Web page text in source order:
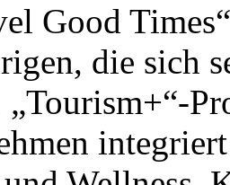
Good
die sich
„Tourism+“-